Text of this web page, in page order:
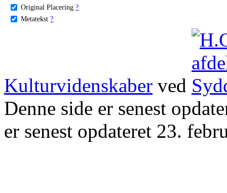
Original Placering ?
Metatekst ?
Kulturvidenskaber ved
Denne side er senest
er senest opdateret 23.